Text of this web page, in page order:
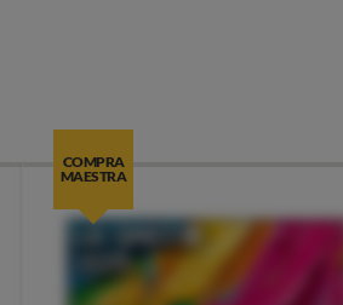
COMPRA
MAESTRA